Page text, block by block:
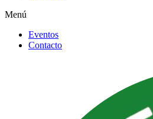
Menú
Eventos
Contacto